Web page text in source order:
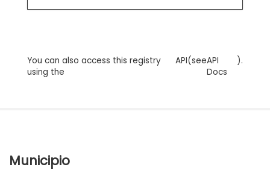
You can also access this registry
using the
API(seeAPI
Docs
).
Municipio